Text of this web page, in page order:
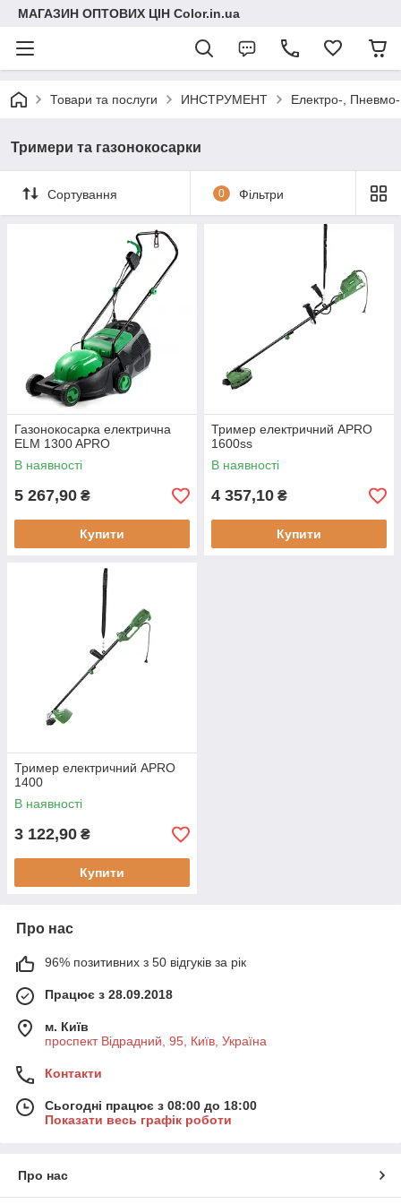
МАГАЗИН ОПТОВИХ ЦІН Color.in.ua
Товари та послуги ИНСТРУМЕНТ Електро-, Пневмо-
Тримери та газонокосарки
Сортування 0 Фільтри
Газонокосарка електрична
ELM 1300 APRO
В наявності
5 267,90 ₴
Купити
Тример електричний APRO
1600ss
В наявності
4 357,10 ₴
Купити
Тример електричний APRO
1400
В наявності
3 122,90 ₴
Купити
Про нас
96% позитивних з 50 відгуків за рік
Працює з 28.09.2018
м. Київ
проспект Відрадний, 95, Київ, Україна
Контакти
Сьогодні працює з 08:00 до 18:00
Показати весь графік роботи
Про нас